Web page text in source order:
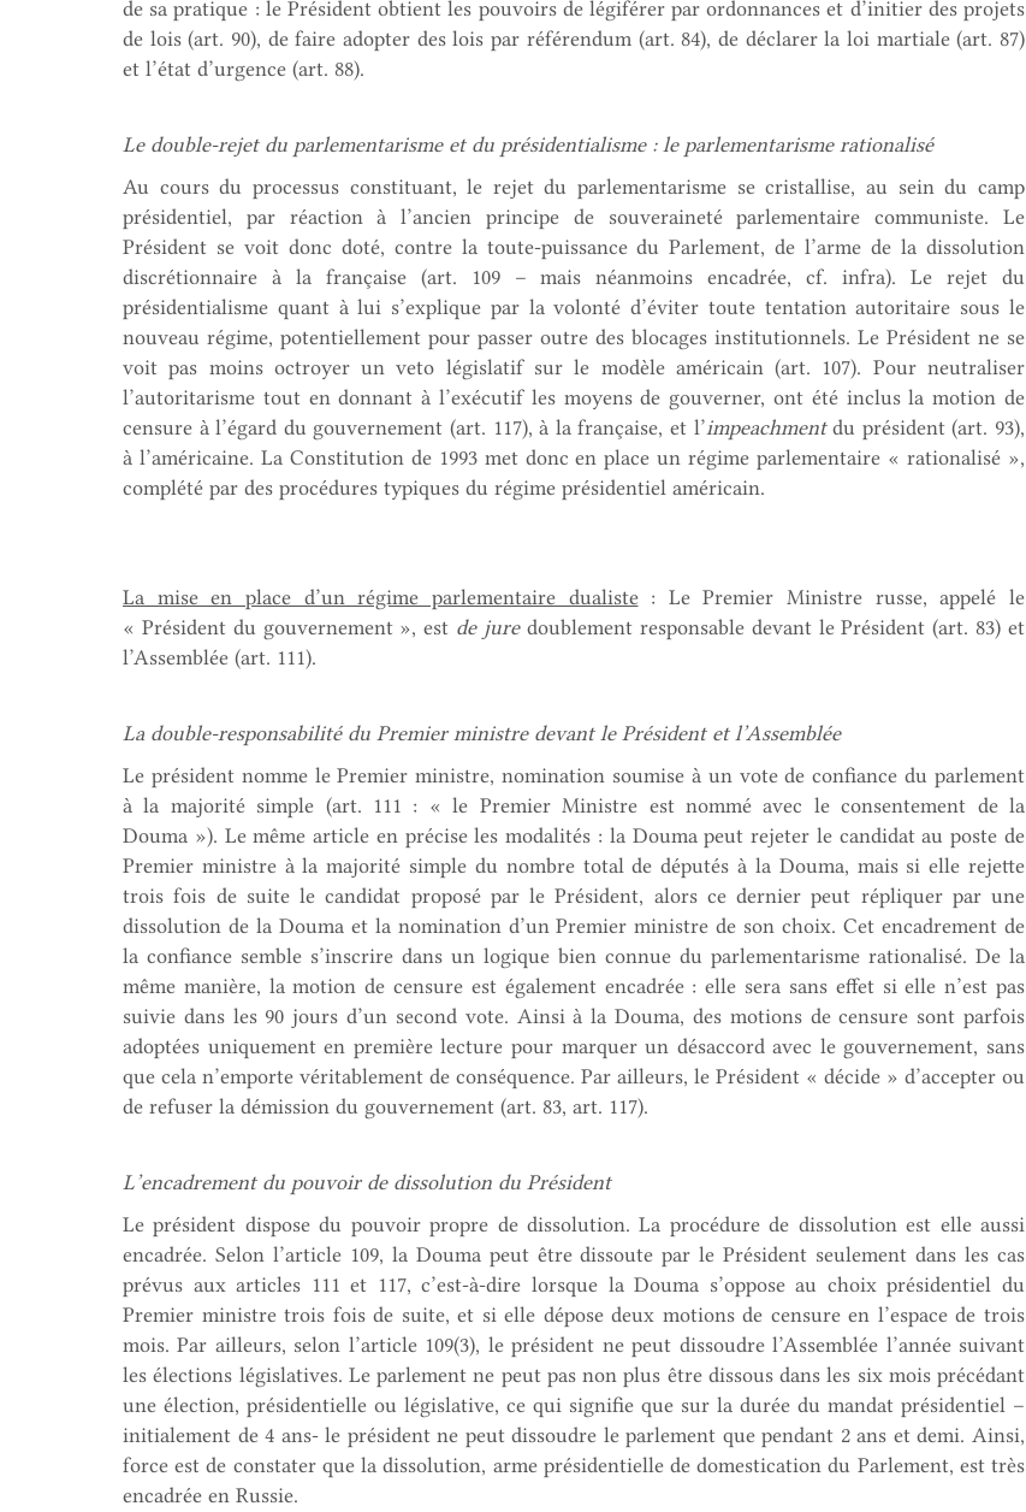
de sa pratique : le Président obtient les pouvoirs de légiférer par ordonnances et d’initier des projets
de lois (art. 90), de faire adopter des lois par référendum (art. 84), de déclarer la loi martiale (art. 87)
et l’état d’urgence (art. 88).
Le double-rejet du parlementarisme et du présidentialisme : le parlementarisme rationalisé
Au cours du processus constituant, le rejet du parlementarisme se cristallise, au sein du camp
présidentiel, par réaction à l’ancien principe de souveraineté parlementaire communiste. Le
Président se voit donc doté, contre la toute-puissance du Parlement, de l’arme de la dissolution
discrétionnaire à la française (art. 109 – mais néanmoins encadrée, cf. infra). Le rejet du
présidentialisme quant à lui s’explique par la volonté d’éviter toute tentation autoritaire sous le
nouveau régime, potentiellement pour passer outre des blocages institutionnels. Le Président ne se
voit pas moins octroyer un veto législatif sur le modèle américain (art. 107). Pour neutraliser
l’autoritarisme tout en donnant à l’exécutif les moyens de gouverner, ont été inclus la motion de
censure à l’égard du gouvernement (art. 117), à la française, et l’impeachmentdu président (art. 93),
à l’américaine. La Constitution de 1993 met donc en place un régime parlementaire « rationalisé »,
complété par des procédures typiques du régime présidentiel américain.
La mise en place d’un régime parlementaire dualiste: Le Premier Ministre russe, appelé le
« Président du gouvernement », est de juredoublement responsable devant le Président (art. 83) et
l’Assemblée (art. 111).
La double-responsabilité du Premier ministre devant le Président et l’Assemblée
Le président nomme le Premier ministre, nomination soumise à un vote de confiance du parlement
à la majorité simple (art. 111 : « le Premier Ministre est nommé avec le consentement de la
Douma »). Le même article en précise les modalités : la Douma peut rejeter le candidat au poste de
Premier ministre à la majorité simple du nombre total de députés à la Douma, mais si elle rejette
trois fois de suite le candidat proposé par le Président, alors ce dernier peut répliquer par une
dissolution de la Douma et la nomination d’un Premier ministre de son choix. Cet encadrement de
la confiance semble s’inscrire dans un logique bien connue du parlementarisme rationalisé. De la
même manière, la motion de censure est également encadrée : elle sera sans effet si elle n’est pas
suivie dans les 90 jours d’un second vote. Ainsi à la Douma, des motions de censure sont parfois
adoptées uniquement en première lecture pour marquer un désaccord avec le gouvernement, sans
que cela n’emporte véritablement de conséquence. Par ailleurs, le Président « décide » d’accepter ou
de refuser la démission du gouvernement (art. 83, art. 117).
L’encadrement du pouvoir de dissolution du Président
Le président dispose du pouvoir propre de dissolution. La procédure de dissolution est elle aussi
encadrée. Selon l’article 109, la Douma peut être dissoute par le Président seulement dans les cas
prévus aux articles 111 et 117, c’est-à-dire lorsque la Douma s’oppose au choix présidentiel du
Premier ministre trois fois de suite, et si elle dépose deux motions de censure en l’espace de trois
mois. Par ailleurs, selon l’article 109(3), le président ne peut dissoudre l’Assemblée l’année suivant
les élections législatives. Le parlement ne peut pas non plus être dissous dans les six mois précédant
une élection, présidentielle ou législative, ce qui signifie que sur la durée du mandat présidentiel –
initialement de 4 ans- le président ne peut dissoudre le parlement que pendant 2 ans et demi. Ainsi,
force est de constater que la dissolution, arme présidentielle de domestication du Parlement, est très
encadrée en Russie.